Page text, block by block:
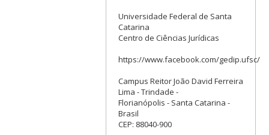
Universidade Federal de Santa
Catarina
Centro de Ciências Jurídicas
https://www.facebook.com/gedip.ufsc/
Campus Reitor João David Ferreira
Lima - Trindade -
Florianópolis - Santa Catarina -
Brasil
CEP: 88040-900